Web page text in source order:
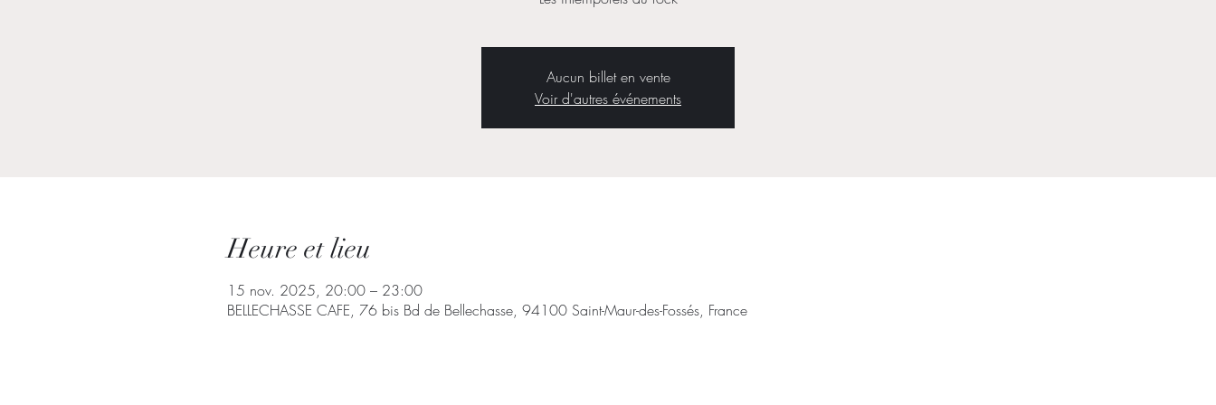
Aucun billet en vente
Voir d'autres événements
Heure et lieu
15 nov. 2025, 20:00 – 23:00
BELLECHASSE CAFE, 76 bis Bd de Bellechasse, 94100 Saint-Maur-des-Fossés, France